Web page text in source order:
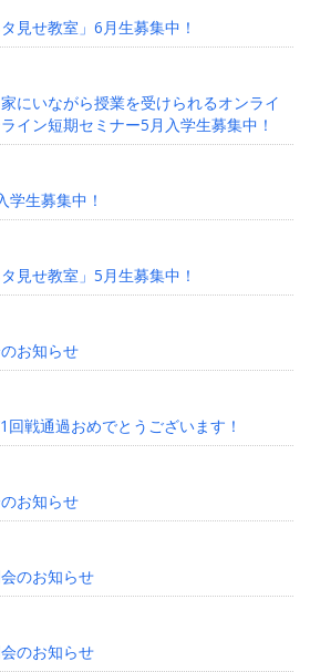
見せ教室」6月生募集中！
にいながら授業を受けられるオンライ
イン短期セミナー5月入学生募集中！
学生募集中！
見せ教室」5月生募集中！
お知らせ
戦通過おめでとうございます！
お知らせ
のお知らせ
のお知らせ